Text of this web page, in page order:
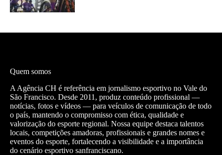
Quem somos
A Agência CH é referência em jornalismo esportivo no Vale do
São Francisco. Desde 2011, produz conteúdo profissional —
notícias, fotos e vídeos — para veículos de comunicação de todo
o país, mantendo o compromisso com ética, qualidade e
valorização do esporte regional. Nossa equipe destaca talentos
locais, competições amadoras, profissionais e grandes nomes e
eventos do esporte, fortalecendo a visibilidade e a importância
do cenário esportivo sanfranciscano.